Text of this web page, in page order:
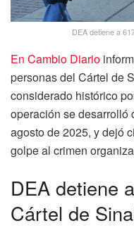
DEA detiene a
En Cambio Diario
personas del Cártel de
considerado histórico
operación se desarrolló
agosto de 2025, y dejó
golpe al crimen
DEA detiene
Cártel de